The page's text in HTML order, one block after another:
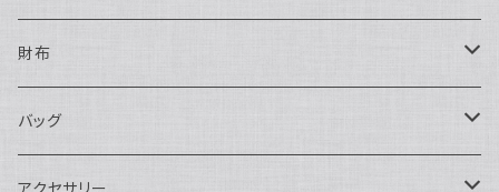
財布
長財布
二つ折り
バッグ
ショルダーバッグ・ボディバッグ
アクセサリー